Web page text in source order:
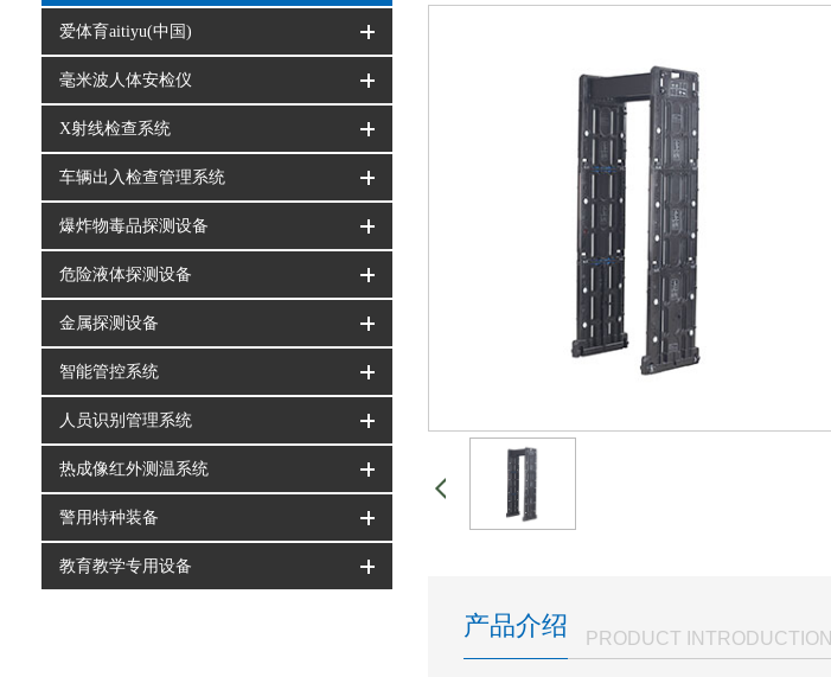
爱体育aitiyu(中国)
毫米波人体安检仪
X射线检查系统
车辆出入检查管理系统
爆炸物毒品探测设备
危险液体探测设备
金属探测设备
智能管控系统
人员识别管理系统
热成像红外测温系统
警用特种装备
教育教学专用设备
产品介绍 PRODUCT INTRODUCTION